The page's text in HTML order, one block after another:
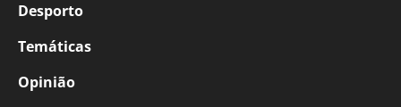
Desporto
Temáticas
Opinião